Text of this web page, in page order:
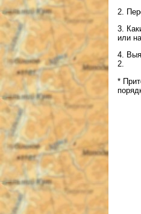
2.
3.
или
4.
2.
*